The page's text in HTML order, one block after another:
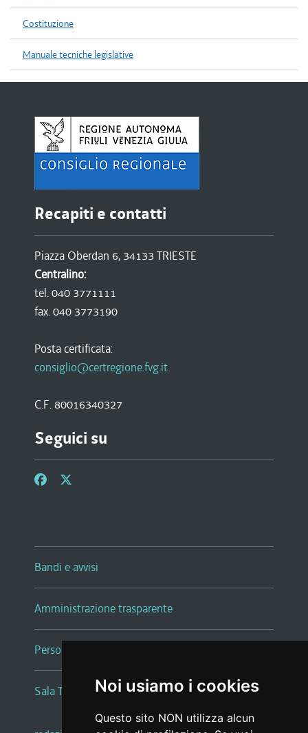
Noi usiamo i cookies
Questo sito NON utilizza alcun
Costituzione
Manuale tecniche legislative
Recapiti e contatti
Piazza Oberdan 6, 34133 TRIESTE
Centralino:
tel. 040 3771111
fax. 040 3773190
Posta certificata:
consiglio@certregione.fvg.it
C.F. 80016340327
Seguici su
Bandi e avvisi
Amministrazione trasparente
Persone e Uffici
Sala Tiziano Tessitori